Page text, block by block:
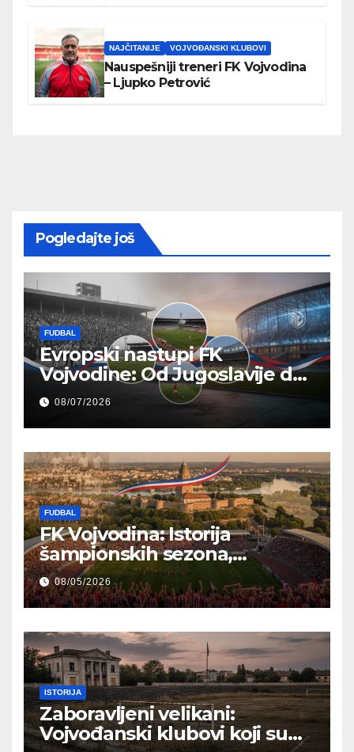
NAJČITANIJE VOJVOĐANSKI KLUBOVI
Nauspešniji treneri FK Vojvodina
– Ljupko Petrović
Pogledajte još
FUDBAL
Evropski nastupi FK
Vojvodine: Od Jugoslavije do
Modernih Pozornica
08/07/2026
FUDBAL
FK Vojvodina: Istorija
šampionskih sezona,
reprezentativci i regionalni
ponos
08/05/2026
ISTORIJA
Zaboravljeni velikani:
Vojvođanski klubovi koji su